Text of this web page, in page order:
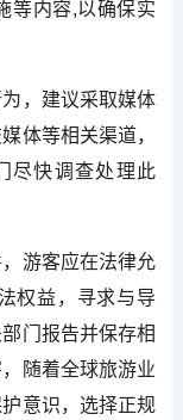
等内容,以确保实
，建议采取媒体
体等相关渠道，
尽快调查处理此
游客应在法律允
权益，寻求与导
门报告并保存相
随着全球旅游业
意识，选择正规